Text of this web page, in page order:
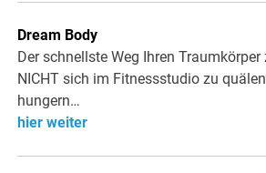
Dream Body
Der schnellste Weg Ihren
NICHT sich im Fitnessstudio zu
hungern…
hier weiter